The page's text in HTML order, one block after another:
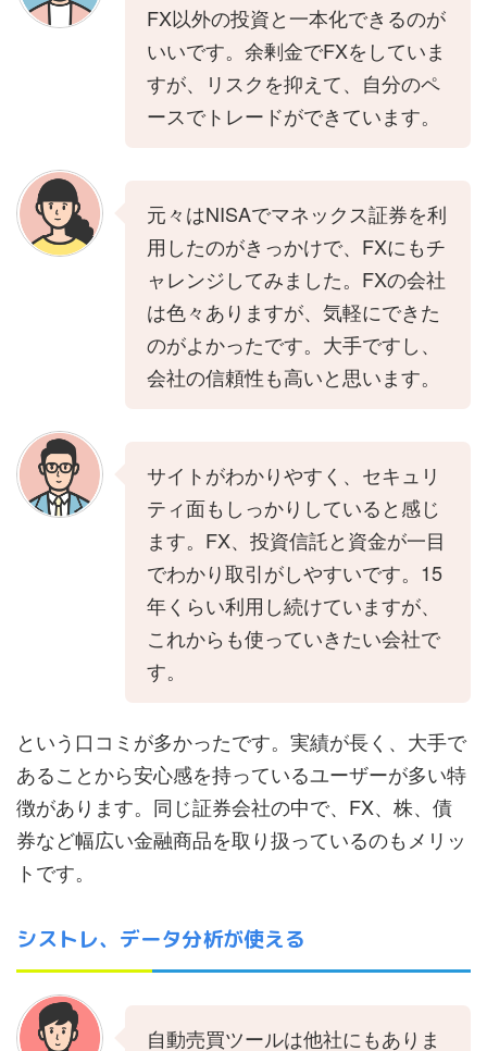
FX以外の投資と一本化できるのが
いいです。余剰金でFXをしていま
すが、リスクを抑えて、自分のペ
ースでトレードができています。
元々はNISAでマネックス証券を利
用したのがきっかけで、FXにもチ
ャレンジしてみました。FXの会社
は色々ありますが、気軽にできた
のがよかったです。大手ですし、
会社の信頼性も高いと思います。
サイトがわかりやすく、セキュリ
ティ面もしっかりしていると感じ
ます。FX、投資信託と資金が一目
でわかり取引がしやすいです。15
年くらい利用し続けていますが、
これからも使っていきたい会社で
す。
という口コミが多かったです。実績が長く、大手で
あることから安心感を持っているユーザーが多い特
徴があります。同じ証券会社の中で、FX、株、債
券など幅広い金融商品を取り扱っているのもメリッ
トです。
シストレ、データ分析が使える
自動売買ツールは他社にもありま